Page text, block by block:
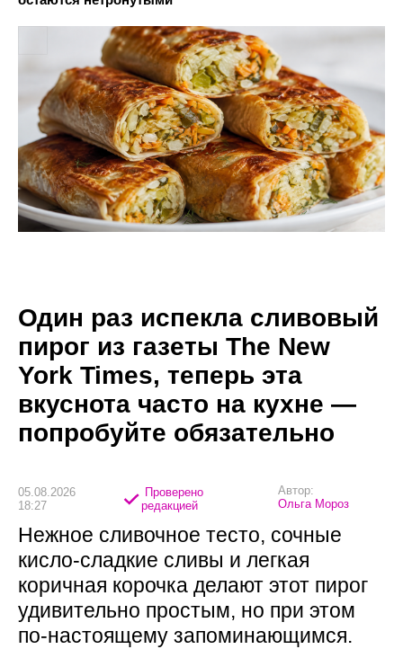
Один раз испекла сливовый
пирог из газеты The New
York Times, теперь эта
вкуснота часто на кухне —
попробуйте обязательно
05.08.2026
18:27
Проверено
редакцией
Автор:
Ольга Мороз
Нежное сливочное тесто, сочные
кисло-сладкие сливы и легкая
коричная корочка делают этот пирог
удивительно простым, но при этом
по-настоящему запоминающимся.